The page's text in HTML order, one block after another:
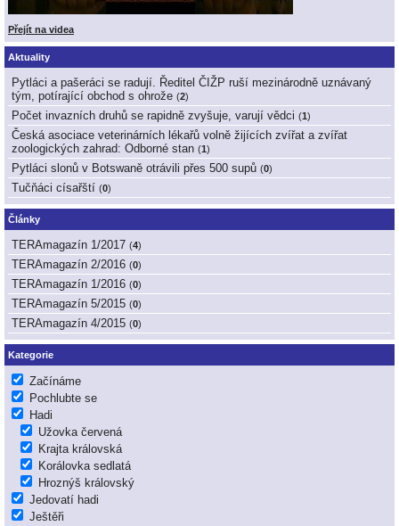
Přejít na videa
Aktuality
Pytláci a pašeráci se radují. Ředitel ČIŽP ruší mezinárodně uznávaný
tým, potírající obchod s ohrože (2)
Počet invazních druhů se rapidně zvyšuje, varují vědci (1)
Česká asociace veterinárních lékařů volně žijících zvířat a zvířat
zoologických zahrad: Odborné stan (1)
Pytláci slonů v Botswaně otrávili přes 500 supů (0)
Tučňáci císařští (0)
Články
TERAmagazín 1/2017 (4)
TERAmagazín 2/2016 (0)
TERAmagazín 1/2016 (0)
TERAmagazín 5/2015 (0)
TERAmagazín 4/2015 (0)
Kategorie
Začínáme
Pochlubte se
Hadi
Užovka červená
Krajta královská
Korálovka sedlatá
Hroznýš královský
Jedovatí hadi
Ještěři